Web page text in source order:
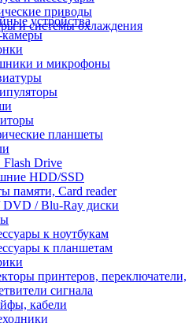
приводы
и системы охлаждения
устройства
камеры
и микрофоны
планшеты
Flash Drive
HDD/SSD
памяти, Card reader
DVD / Blu-Ray диски
к ноутбукам
к планшетам
принтеров, переключатели,
сигнала
кабели